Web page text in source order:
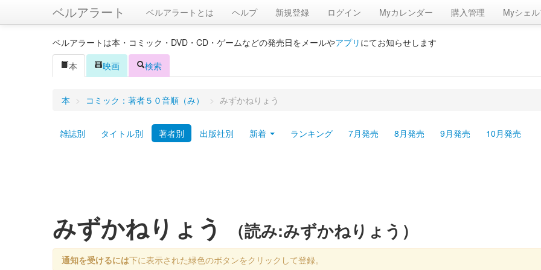
ベルアラート ベルアラートとは ヘルプ 新規登録 ログイン Myカレンダー 購入管理 Myシェル
ベルアラートは本・コミック・DVD・CD・ゲームなどの発売日をメールやアプリ にてお知らせします
本
映画 検索
本 > コミック：著者５０音順（み） > みずかねりょう
雑誌別 タイトル別 著者別 出版社別 新着 ランキング 7月発売 8月発売 9月発売 10月発売
みずかねりょう （読み:みずかねりょう）
通知を受けるには下に表示された緑色のボタンをクリックして登録。